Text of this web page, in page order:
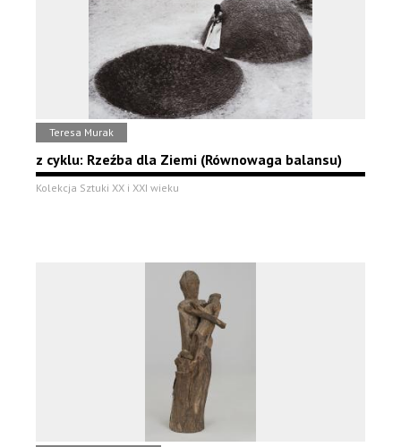
Teresa Murak
z cyklu: Rzeźba dla Ziemi (Równowaga balansu)
Kolekcja Sztuki XX i XXI wieku